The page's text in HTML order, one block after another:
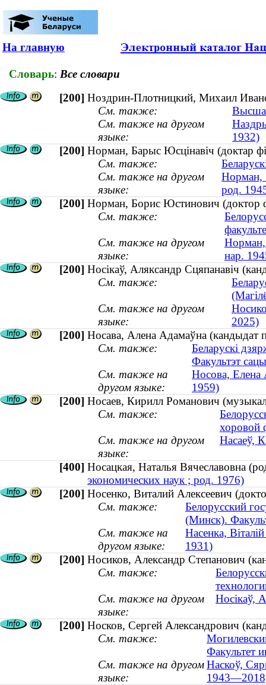
На главную
Словарь: Все словари
[200] Ноздрин-Плотницкий, Михаил
См. также:
См. также на другом
языке:
1932)
[200] Норман, Барыс Юсцінавiч (доктар
См. также:
См. также на другом
языке:
Норман,
род.
[200] Норман, Борис Юстинович (доктор
См. также:
См. также на другом
языке:
Норман,
нар.
[200] Носікаў, Аляксандр Сцяпанавіч
См. также:
См. также на другом
языке:
2025)
[200] Носава, Алена Адамаўна (кандыдат
См. также:
Беларускі
Факультэт
См. также на
другом языке:
Носова, Елена
1959)
[200] Носаев, Кирилл Романович
См. также:
хоровой
См. также на другом
языке:
Насаеў,
[400] Носацкая, Наталья Вячеславовна
экономических наук ; род. 1976)
[200] Носенко, Виталий Алексеевич
См. также:
Белорусский
(Минск).
См. также на
другом языке:
Насенка,
1931)
[200] Носиков, Александр Степанович
См. также:
См. также на другом
языке:
Носікаў,
[200] Носков, Сергей Александрович
См. также:
Факультет
См. также на другом
языке:
Наскоў,